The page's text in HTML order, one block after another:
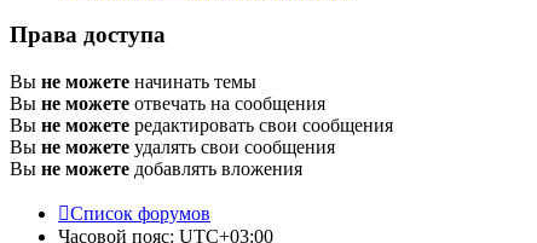
Права доступа
Вы не можете начинать темы
Вы не можете отвечать на сообщения
Вы не можете редактировать свои сообщения
Вы не можете удалять свои сообщения
Вы не можете добавлять вложения
Список форумов
Часовой пояс: UTC+03:00